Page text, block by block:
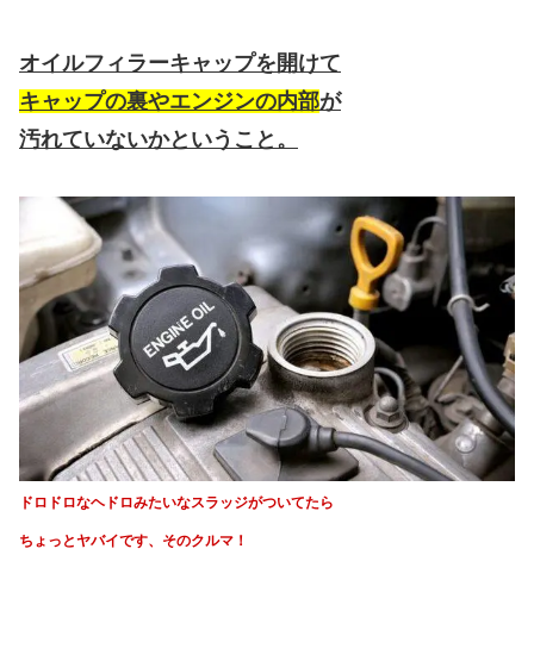
オイルフィラーキャップを開けて
キャップの裏やエンジンの内部が
汚れていないかということ。
ドロドロなヘドロみたいなスラッジがついてたら
ちょっとヤバイです、そのクルマ！